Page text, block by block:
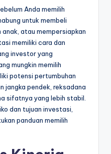
Anda memilih
untuk membeli
anak, atau mempersiapkan
memiliki cara dan
investor yang
mungkin memilih
potensi pertumbuhan
jangka pendek, reksadana
sifatnya yang lebih stabil.
dan tujuan investasi,
panduan memilih